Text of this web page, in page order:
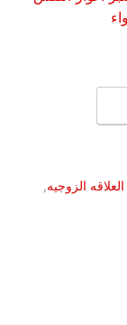
العلاقه الزوجيه,